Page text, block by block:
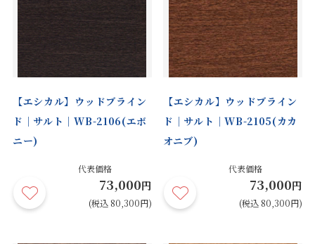
【エシカル】ウッドブライン
ド｜サルト｜WB-2106(エボ
ニー)
代表価格
73,000円
(税込 80,300円)
【エシカル】ウッドブライン
ド｜サルト｜WB-2105(カカ
オニブ)
代表価格
73,000円
(税込 80,300円)